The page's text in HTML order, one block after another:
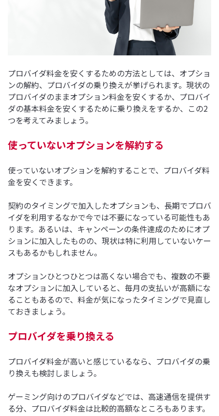
プロバイダ料金を安くするための方法としては、オプショ
ンの解約、プロバイダの乗り換えが挙げられます。現状の
プロバイダのままオプション料金を安くするか、プロバイ
ダの基本料金を安くするために乗り換えをするか、この2
つを考えてみましょう。
使っていないオプションを解約する
使っていないオプションを解約することで、プロバイダ料
金を安くできます。
契約のタイミングで加入したオプションも、長期でプロバ
イダを利用するなかで今では不要になっている可能性もあ
ります。あるいは、キャンペーンの条件達成のためにオプ
ションに加入したものの、現状は特に利用していないケー
スもあるかもしれません。
オプションひとつひとつは高くない場合でも、複数の不要
なオプションに加入していると、毎月の支払いが高額にな
ることもあるので、料金が気になったタイミングで見直し
ておきましょう。
プロバイダを乗り換える
プロバイダ料金が高いと感じているなら、プロバイダの乗
り換えも検討しましょう。
ゲーミング向けのプロバイダなどでは、高速通信を提供す
る分、プロバイダ料金は比較的高額なところもあります。